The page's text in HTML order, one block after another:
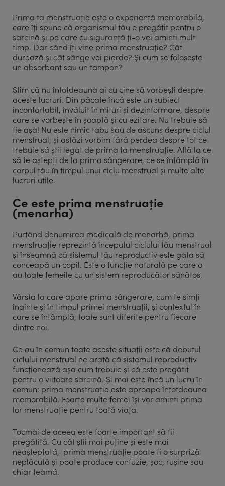
Prima ta menstruație este o experiență memorabilă,
care îți spune că organismul tău e pregătit pentru o
sarcină și pe care cu siguranță ți-o vei aminti mult
timp. Dar când îți vine prima menstruație? Cât
durează și cât sânge vei pierde? Și cum se folosește
un absorbant sau un tampon?
Știm că nu întotdeauna ai cu cine să vorbești despre
aceste lucruri. Din păcate încă este un subiect
inconfortabil, învăluit în mituri și dezinformare, despre
care se vorbește în șoaptă și cu ezitare. Nu trebuie să
fie așa! Nu este nimic tabu sau de ascuns despre ciclul
menstrual, și astăzi vorbim fără perdea despre tot ce
trebuie să știi legat de prima ta menstruație. Află la ce
să te aștepți de la prima sângerare, ce se întâmplă în
corpul tău în timpul unui ciclu menstrual și multe alte
lucruri utile.
Ce este prima menstruație
(menarha)
Purtând denumirea medicală de menarhă, prima
menstruație reprezintă începutul ciclului tău menstrual
și înseamnă că sistemul tău reproductiv este gata să
conceapă un copil. Este o funcție naturală pe care o
au toate femeile cu un sistem reproducător sănătos.
Vârsta la care apare prima sângerare, cum te simți
înainte și în timpul primei menstruații, și contextul în
care se întâmplă, toate sunt diferite pentru fiecare
dintre noi.
Ce au în comun toate aceste situații este că debutul
ciclului menstrual ne arată că sistemul reproductiv
funcționează așa cum trebuie și că este pregătit
pentru o viitoare sarcină. Și mai este încă un lucru în
comun: prima menstruație este aproape întotdeauna
memorabilă. Foarte multe femei își vor aminti prima
lor menstruație pentru toată viața.
Tocmai de aceea este foarte important să fii
pregătită. Cu cât știi mai puține și este mai
neașteptată, prima menstruație poate fi o surpriză
neplăcută și poate produce confuzie, șoc, rușine sau
chiar teamă.